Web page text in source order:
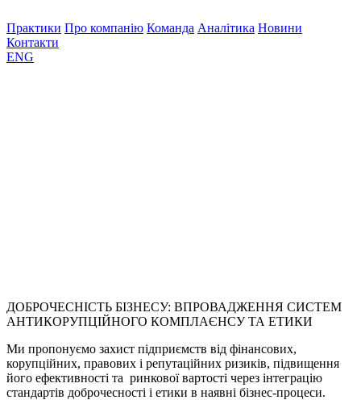
Практики Про компанію Команда Аналітика Новини
Контакти
ENG
ДОБРОЧЕСНІСТЬ БІЗНЕСУ: ВПРОВАДЖЕННЯ СИСТЕМ
АНТИКОРУПЦІЙНОГО КОМПЛАЄНСУ ТА ЕТИКИ
Ми пропонуємо захист підприємств від фінансових,
корупційних, правових і репутаційних ризиків, підвищення
його ефективності та ринкової вартості через інтеграцію
стандартів доброчесності і етики в наявні бізнес-процеси.